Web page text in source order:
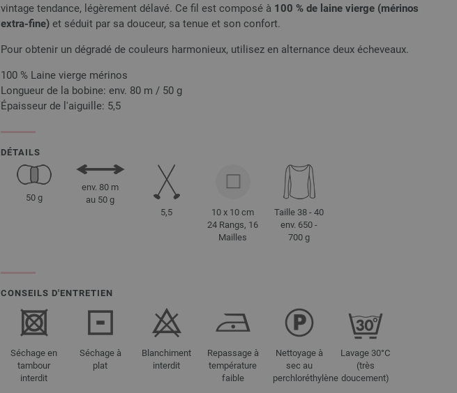
vintage tendance, légèrement délavé. Ce fil est composé à 100 % de laine vierge (mérinos
extra-fine) et séduit par sa douceur, sa tenue et son confort.
Pour obtenir un dégradé de couleurs harmonieux, utilisez en alternance deux écheveaux.
100 % Laine vierge mérinos
Longueur de la bobine: env. 80 m / 50 g
Épaisseur de l'aiguille: 5,5
DÉTAILS
50 g
env. 80 m
au 50 g
5,5
10 x 10 cm
24 Rangs, 16
Mailles
Taille 38 - 40
env. 650 -
700 g
CONSEILS D'ENTRETIEN
Séchage en
tambour
interdit
Séchage à
plat
Blanchiment
interdit
Repassage à
température
faible
Nettoyage à
sec au
perchloréthylène
Lavage 30°C
(très
doucement)